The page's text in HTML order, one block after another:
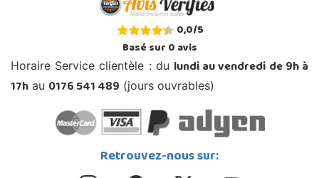
0,0/5
Basé sur0avis
Horaire Service clientèle : du lundi au vendredi de 9h à
17h au 0176 541 489 (jours ouvrables)
Retrouvez-nous sur: